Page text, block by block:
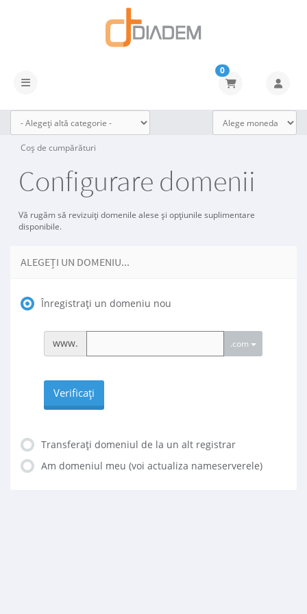
Navigare Toggle
0
Coș de cumpărături
Configurare domenii
Vă rugăm să revizuiți domenile alese și opțiunile suplimentare
disponibile.
ALEGEȚI UN DOMENIU...
Înregistrați un domeniu nou
www. .com
Verificați
Transferați domeniul de la un alt registrar
Am domeniul meu (voi actualiza nameserverele)